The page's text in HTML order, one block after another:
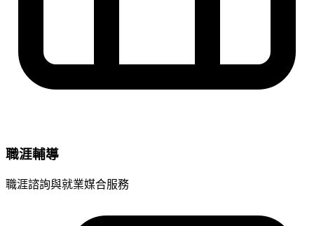
職涯輔導
職涯諮詢與就業媒合服務